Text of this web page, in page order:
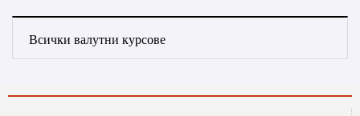
Всички валутни курсове